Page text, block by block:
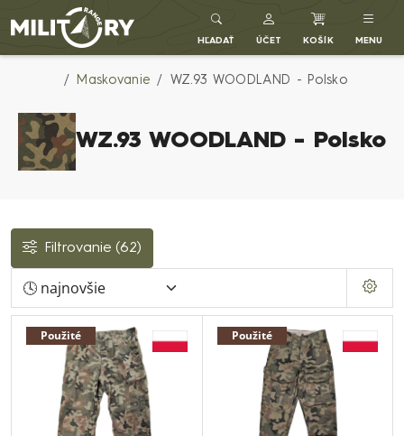
Army shop MILITARY RANGE SK
HĽADAŤ ÚČET KOŠÍK MENU
Maskovanie WZ.93 WOODLAND - Polsko
WZ.93 WOODLAND - Polsko
Filtrovanie (62)
Použité Použité